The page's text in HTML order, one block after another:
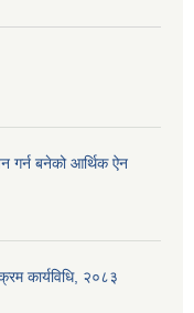
गर्न बनेको आर्थिक ऐन
कार्यविधि, २०८३